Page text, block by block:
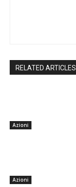
RELATED ARTICLES
Azioni
Azioni